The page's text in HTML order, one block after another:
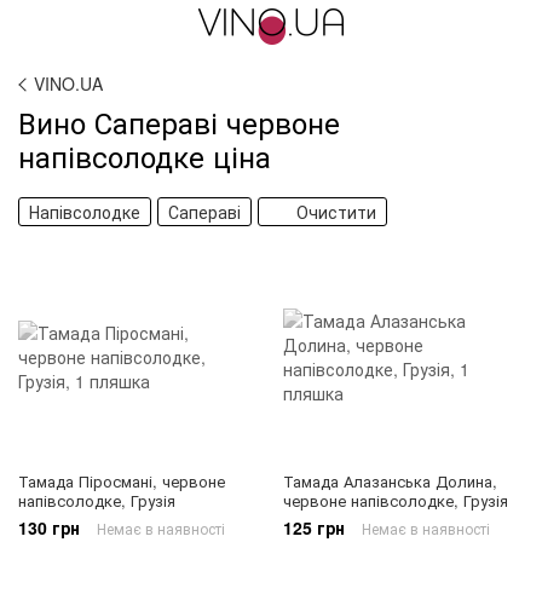
VINO.UA
Вино Сапераві червоне
напівсолодке ціна
Напівсолодке Сапераві Очистити
Тамада Піросмані, червоне
напівсолодке, Грузія
130 грн Немає в наявності
Тамада Алазанська Долина,
червоне напівсолодке, Грузія
125 грн Немає в наявності